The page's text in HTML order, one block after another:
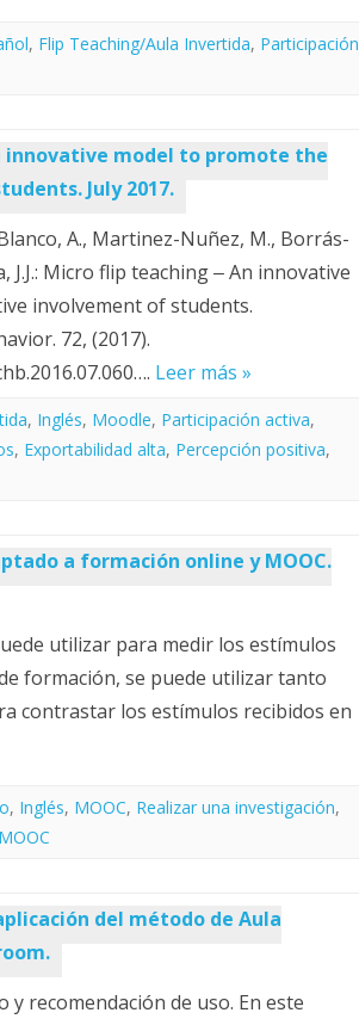
, Flip Teaching/Aula Invertida, Participación
innovative model to promote the
July 2017.
A., Martinez-Nuñez, M., Borrás-
J.J.: Micro flip teaching ‒ An innovative
involvement of students.
72, (2017).
Leer más »
, Inglés, Moodle, Participación activa,
, Exportabilidad alta, Percepción positiva,
a formación online y MOOC.
utilizar para medir los estímulos
formación, se puede utilizar tanto
contrastar los estímulos recibidos en
, Inglés, MOOC, Realizar una investigación,
MOOC
del método de Aula
recomendación de uso. En este